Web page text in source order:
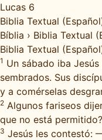
Lucas 6
Biblia Textual
Bíblia › Biblia Textual
Biblia Textual
1 Un sábado iba
sembrados. Sus
y a comérselas
2 Algunos fariseos
que no está permitido?
3 Jesús les contestó: